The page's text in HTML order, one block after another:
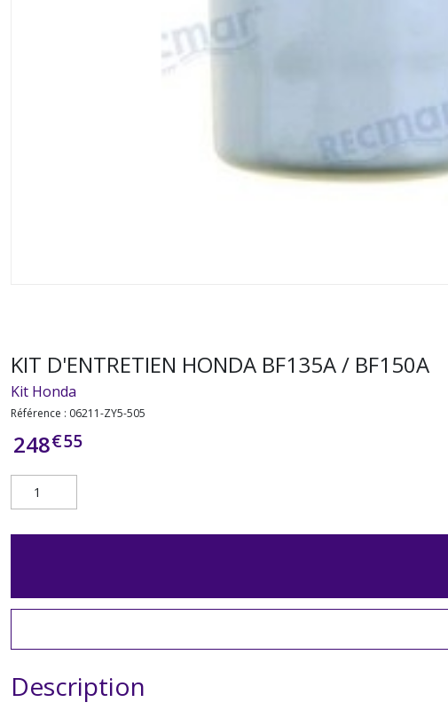
KIT D'ENTRETIEN HONDA BF135A / BF150A
Kit Honda
Référence : 06211-ZY5-505
248€55
Description